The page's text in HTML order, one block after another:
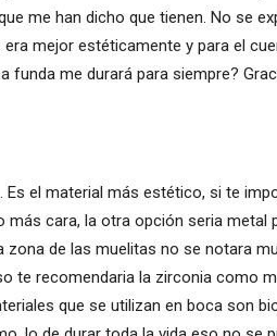
me han dicho que tienen. No se
mejor estéticamente y para el
funda me durará para siempre?
Es el material más estético, si te
más cara, la otra opción seria metal
zona de las muelitas no se notara
te recomendaria la zirconia como
que se utilizan en boca son